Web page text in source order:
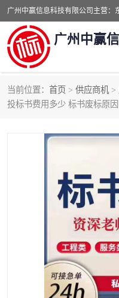
广州中赢
当前位置： 首页 > 供应商机 >
投标书费用多少 标书废标原因
东莞代写标书公司
深圳代写标书公司